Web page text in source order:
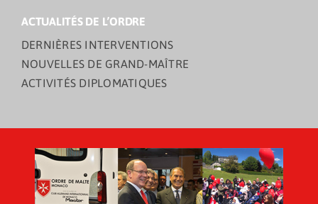
ACTUALITÉS DE L’ORDRE
DERNIÈRES INTERVENTIONS
NOUVELLES DE GRAND-MAÎTRE
ACTIVITÉS DIPLOMATIQUES